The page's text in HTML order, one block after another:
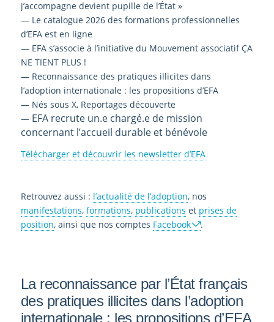
j’accompagne devient pupille de l’État »
— Le catalogue 2026 des formations professionnelles
d’EFA est en ligne
— EFA s’associe à l’initiative du Mouvement associatif ÇA
NE TIENT PLUS !
— Reconnaissance des pratiques illicites dans
l’adoption internationale : les propositions d’EFA
— Nés sous X, Reportages découverte
— EFA recrute un.e chargé.e de mission
concernant l’accueil durable et bénévole
Télécharger et découvrir les newsletter d’EFA
Retrouvez aussi : l’actualité de l’adoption, nos
manifestations, formations, publications et prises de
position, ainsi que nos comptes Facebook .
La reconnaissance par l’État français
des pratiques illicites dans l’adoption
internationale : les propositions d’EFA